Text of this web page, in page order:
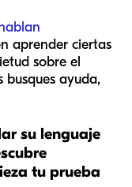
aprender ciertas
sobre el
ayuda,
su lenguaje
tu prueba